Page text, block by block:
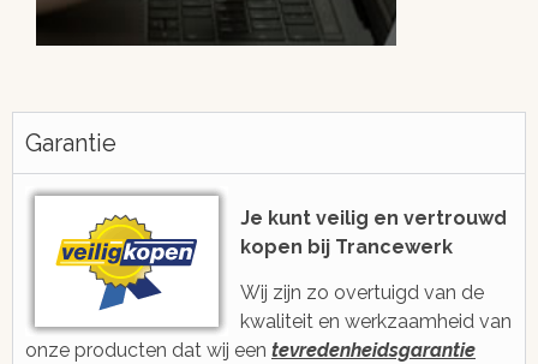
We zijn eenvoudig en snel bereikbaar
voicebericht
Met gratis,
Garantie
Je kunt veilig en vertrouwd
kopen bij Trancewerk
Wij zijn zo overtuigd van de
kwaliteit en werkzaamheid van
onze producten dat wij een tevredenheidsgarantie